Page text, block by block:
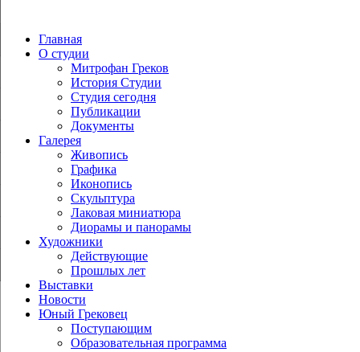
Главная
О студии
Митрофан Греков
История Студии
Студия сегодня
Публикации
Документы
Галерея
Живопись
Графика
Иконопись
Скульптура
Лаковая миниатюра
Диорамы и панорамы
Художники
Действующие
Прошлых лет
Выставки
Новости
Юный Грековец
Поступающим
Образовательная программа